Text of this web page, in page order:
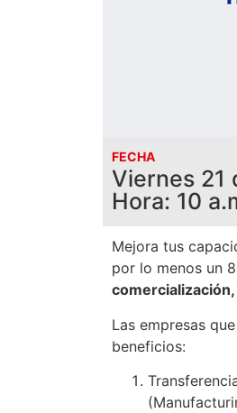
Mejora tus
FECHA
Viernes 21
Hora: 10
Mejora tus
por lo menos un
Las empresas
beneficios: